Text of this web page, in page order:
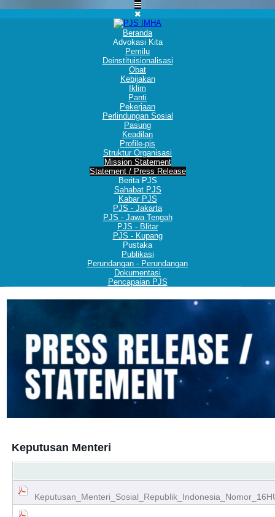
Beranda
Advokasi Kita
Pemilu
Deinstituisionalisasi
Obat
Kebijakan
Iklim
Panti
Pekerjaan
Perlindungan Sosial
Pasung
Keadilan
Profile-pjs
Struktur Organisasi
Mission Statement
Statement / Press Release
Berita PJS
Sahabat PJS
Kabar PJS
PJS - Jakarta
PJS - Jawa Tengah
PJS - Blitar
PJS - Kupang
Pustaka
Publikasi
Perundangan - Perundangan
Dokumentasi
Pencapaian PJS
Keputusan Menteri